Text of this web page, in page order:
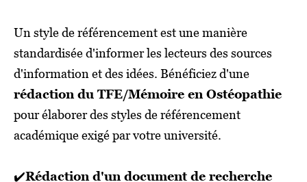
Un style de référencement est une manière
standardisée d'informer les lecteurs des sources
d'information et des idées. Bénéficiez d'une
rédaction du TFE/Mémoire en Ostéopathie
pour élaborer des styles de référencement
académique exigé par votre université.
✔️Rédaction d'un document de recherche